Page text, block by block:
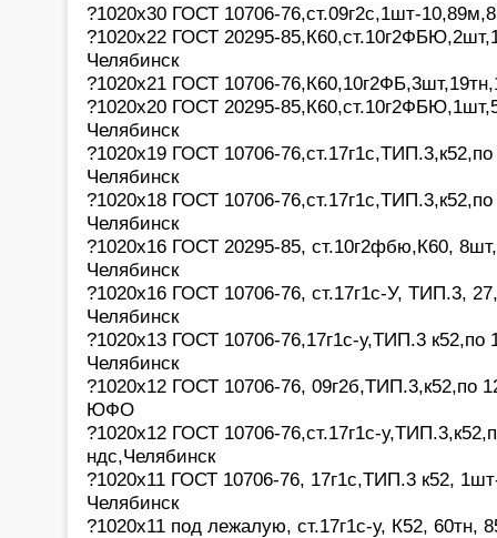
?1020х30 ГОСТ 10706-76,ст.09г2с,1шт-
?1020х22 ГОСТ 20295-
Челябинск
?1020х21 ГОСТ 10706-
?1020х20 ГОСТ 20295-
Челябинск
?1020х19 ГОСТ 10706-
Челябинск
?1020х18 ГОСТ 10706-
Челябинск
?1020х16 ГОСТ 20295-85, ст.10г2фбю,К60,
Челябинск
?1020х16 ГОСТ 10706-76, ст.17г1с-У, ТИП.3,
Челябинск
?1020х13 ГОСТ 10706-76,17г1с-у,ТИП.3 к52,по
Челябинск
?1020х12 ГОСТ 10706-76, 09г2б,ТИП.3,к52,по
ЮФО
?1020х12 ГОСТ 10706-76,ст.17г1с-
ндс,Челябинск
?1020х11 ГОСТ 10706-76, 17г1с,ТИП.3 к52,
Челябинск
?1020х11 под лежалую, ст.17г1с-у, К52, 60тн,